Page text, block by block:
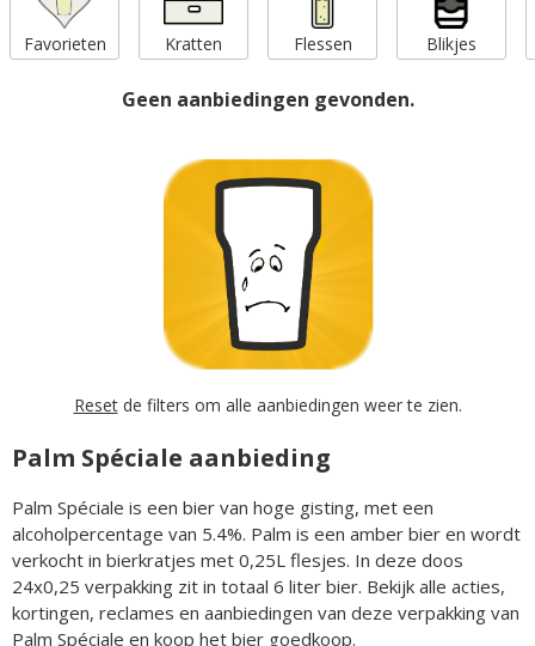
Favorieten Kratten Flessen Blikjes
Geen aanbiedingen gevonden.
Resetde filters om alle aanbiedingen weer te zien.
Palm Spéciale aanbieding
Palm Spéciale is een bier van hoge gisting, met een
alcoholpercentage van 5.4%. Palm is een amber bier en wordt
verkocht in bierkratjes met 0,25L flesjes. In deze doos
24x0,25 verpakking zit in totaal 6 liter bier. Bekijk alle acties,
kortingen, reclames en aanbiedingen van deze verpakking van
Palm Spéciale en koop het bier goedkoop.